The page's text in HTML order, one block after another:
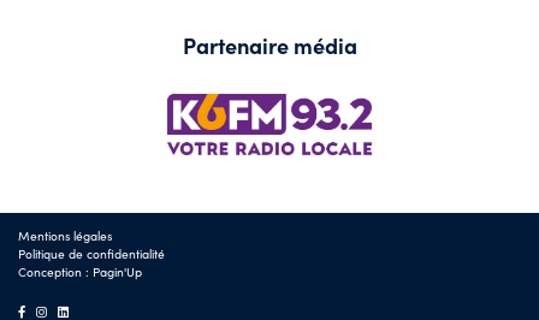
Partenaire média
Mentions légales
Politique de confidentialité
Conception : Pagin'Up